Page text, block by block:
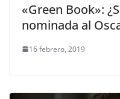
«Green Book»:
nominada al
16 febrero, 2019